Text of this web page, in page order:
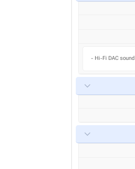
- Hi-Fi DAC sound